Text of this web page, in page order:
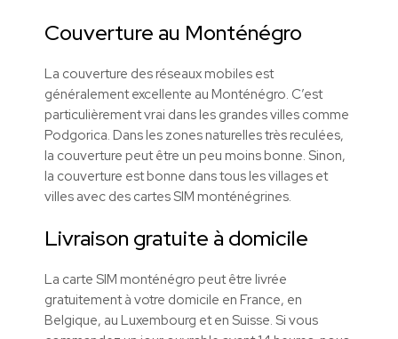
Couverture au Monténégro
La couverture des réseaux mobiles est
généralement excellente au Monténégro. C’est
particulièrement vrai dans les grandes villes comme
Podgorica. Dans les zones naturelles très reculées,
la couverture peut être un peu moins bonne. Sinon,
la couverture est bonne dans tous les villages et
villes avec des cartes SIM monténégrines.
Livraison gratuite à domicile
La carte SIM monténégro peut être livrée
gratuitement à votre domicile en France, en
Belgique, au Luxembourg et en Suisse. Si vous